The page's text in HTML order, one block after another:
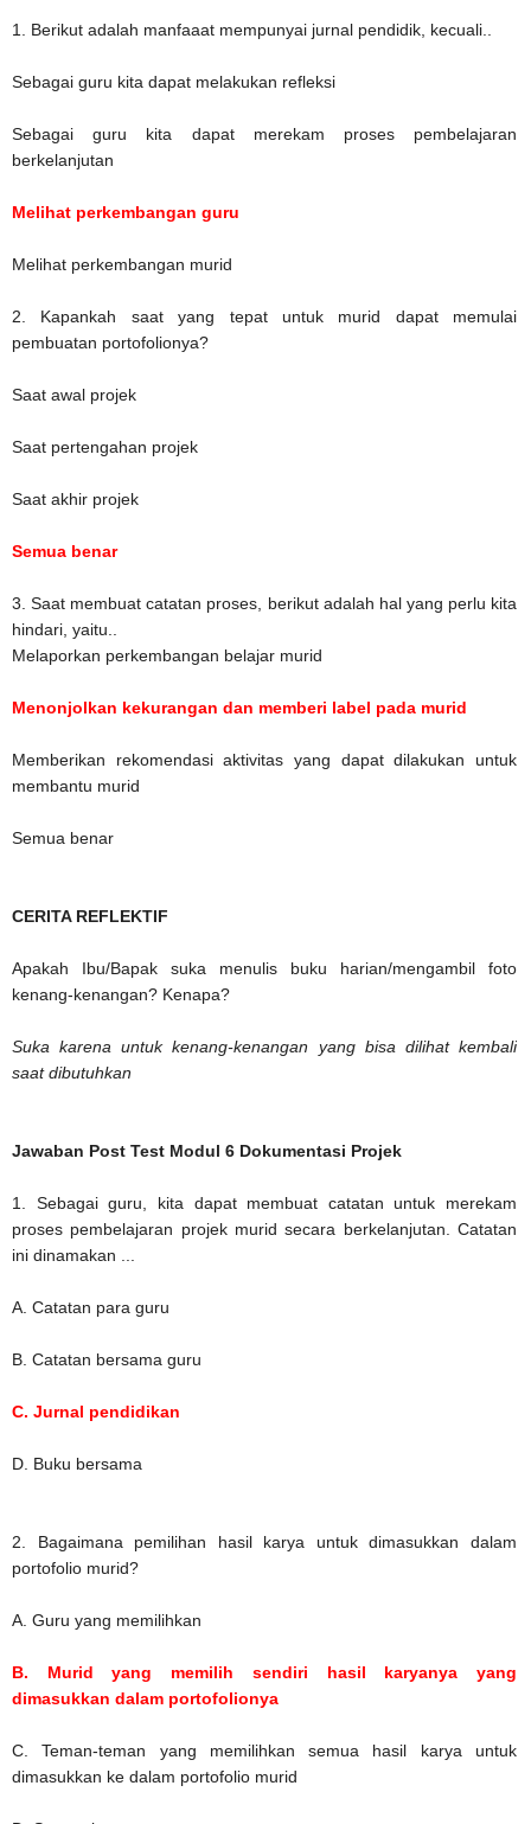
1. Berikut adalah manfaaat mempunyai jurnal pendidik, kecuali..
Sebagai guru kita dapat melakukan refleksi
Sebagai guru kita dapat merekam proses pembelajaran
berkelanjutan
Melihat perkembangan guru
Melihat perkembangan murid
2. Kapankah saat yang tepat untuk murid dapat memulai
pembuatan portofolionya?
Saat awal projek
Saat pertengahan projek
Saat akhir projek
Semua benar
3. Saat membuat catatan proses, berikut adalah hal yang perlu kita
hindari, yaitu..
Melaporkan perkembangan belajar murid
Menonjolkan kekurangan dan memberi label pada murid
Memberikan rekomendasi aktivitas yang dapat dilakukan untuk
membantu murid
Semua benar
CERITA REFLEKTIF
Apakah Ibu/Bapak suka menulis buku harian/mengambil foto
kenang-kenangan? Kenapa?
Suka karena untuk kenang-kenangan yang bisa dilihat kembali
saat dibutuhkan
Jawaban Post Test Modul 6 Dokumentasi Projek
1. Sebagai guru, kita dapat membuat catatan untuk merekam
proses pembelajaran projek murid secara berkelanjutan. Catatan
ini dinamakan ...
A. Catatan para guru
B. Catatan bersama guru
C. Jurnal pendidikan
D. Buku bersama
2. Bagaimana pemilihan hasil karya untuk dimasukkan dalam
portofolio murid?
A. Guru yang memilihkan
B. Murid yang memilih sendiri hasil karyanya yang
dimasukkan dalam portofolionya
C. Teman-teman yang memilihkan semua hasil karya untuk
dimasukkan ke dalam portofolio murid